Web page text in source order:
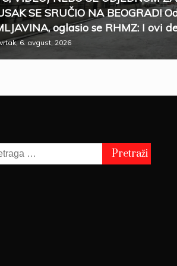
SE SRUČIO NA BEOGRAD!
oglasio se RHMZ: I ovi
6. avgust, 2026